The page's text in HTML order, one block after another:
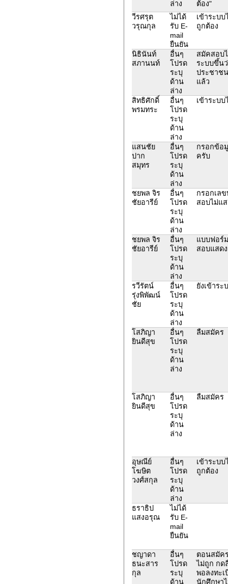
ล่าง
ต้อง"
วีรศรุต
วรุณกุล
ไม่ได้
รับ E-
mail
ยืนยัน
เข้าระบ
ถูกต้อง
นิธินันท์
สภานนท์
อื่นๆ
โปรด
ระบุ
ด้าน
ล่าง
สมัคสอบ
ระบบขึ้น
ประชาช
แล้ว
สิทธิศักดิ์
พรมทระ
อื่นๆ
โปรด
ระบุ
ด้าน
ล่าง
เข้าระบบ
แสนชัย
ปาก
สมุทร
อื่นๆ
โปรด
ระบุ
ด้าน
ล่าง
กรอกข้อ
ครับ
ชยพล จิร
ชัยอารีย์
อื่นๆ
โปรด
ระบุ
ด้าน
ล่าง
กรอกเล
สอบไม่แ
ชยพล จิร
ชัยอารีย์
อื่นๆ
โปรด
ระบุ
ด้าน
ล่าง
แบบฟอร์
สอบแสด
รวีรัตน์
รุ่งพิพัฒน์
ชัย
อื่นๆ
โปรด
ระบุ
ด้าน
ล่าง
ยังเข้าระ
โสภิญา
ยินดีสุข
อื่นๆ
โปรด
ระบุ
ด้าน
ล่าง
ลืมสมัคร
โสภิญา
ยินดีสุข
อื่นๆ
โปรด
ระบุ
ด้าน
ล่าง
ลืมสมัคร
อุษณีย์
โฆษิต
วงศ์สกุล
อื่นๆ
โปรด
ระบุ
ด้าน
ล่าง
เข้าระบ
ถูกต้อง
ธราธิป
แสงอรุณ
ไม่ได้
รับ E-
mail
ยืนยัน
ชญาดา
ธนะสาร
กุล
อื่นๆ
โปรด
ระบุ
ด้าน
ตอนสมัค
ไม่ถูก กด
พอลงทะ
นักศึกษา